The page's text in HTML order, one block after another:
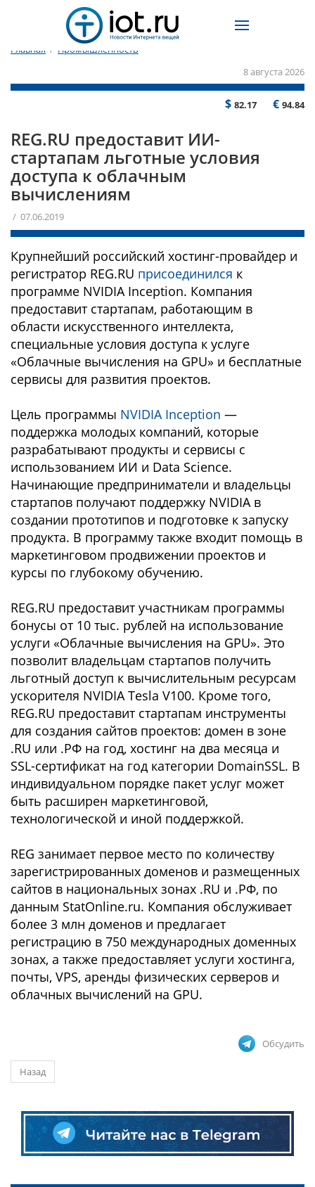
Главная / Промышленность
8 августа 2026
$ 82.17 € 94.84
REG.RU предоставит ИИ-
стартапам льготные условия
доступа к облачным
вычислениям
/ 07.06.2019
Крупнейший российский хостинг-провайдер и
регистратор REG.RU присоединился к
программе NVIDIA Inception. Компания
предоставит стартапам, работающим в
области искусственного интеллекта,
специальные условия доступа к услуге
«Облачные вычисления на GPU» и бесплатные
сервисы для развития проектов.
Цель программы NVIDIA Inception —
поддержка молодых компаний, которые
разрабатывают продукты и сервисы с
использованием ИИ и Data Sciencе.
Начинающие предприниматели и владельцы
стартапов получают поддержку NVIDIA в
создании прототипов и подготовке к запуску
продукта. В программу также входит помощь в
маркетинговом продвижении проектов и
курсы по глубокому обучению.
REG.RU предоставит участникам программы
бонусы от 10 тыс. рублей на использование
услуги «Облачные вычисления на GPU». Это
позволит владельцам стартапов получить
льготный доступ к вычислительным ресурсам
ускорителя NVIDIA Tesla V100. Кроме того,
REG.RU предоставит стартапам инструменты
для создания сайтов проектов: домен в зоне
.RU или .РФ на год, хостинг на два месяца и
SSL-сертификат на год категории DomainSSL. В
индивидуальном порядке пакет услуг может
быть расширен маркетинговой,
технологической и иной поддержкой.
REG занимает первое место по количеству
зарегистрированных доменов и размещенных
сайтов в национальных зонах .RU и .РФ, по
данным StatOnline.ru. Компания обслуживает
более 3 млн доменов и предлагает
регистрацию в 750 международных доменных
зонах, а также предоставляет услуги хостинга,
почты, VPS, аренды физических серверов и
облачных вычислений на GPU.
Обсудить
Назад